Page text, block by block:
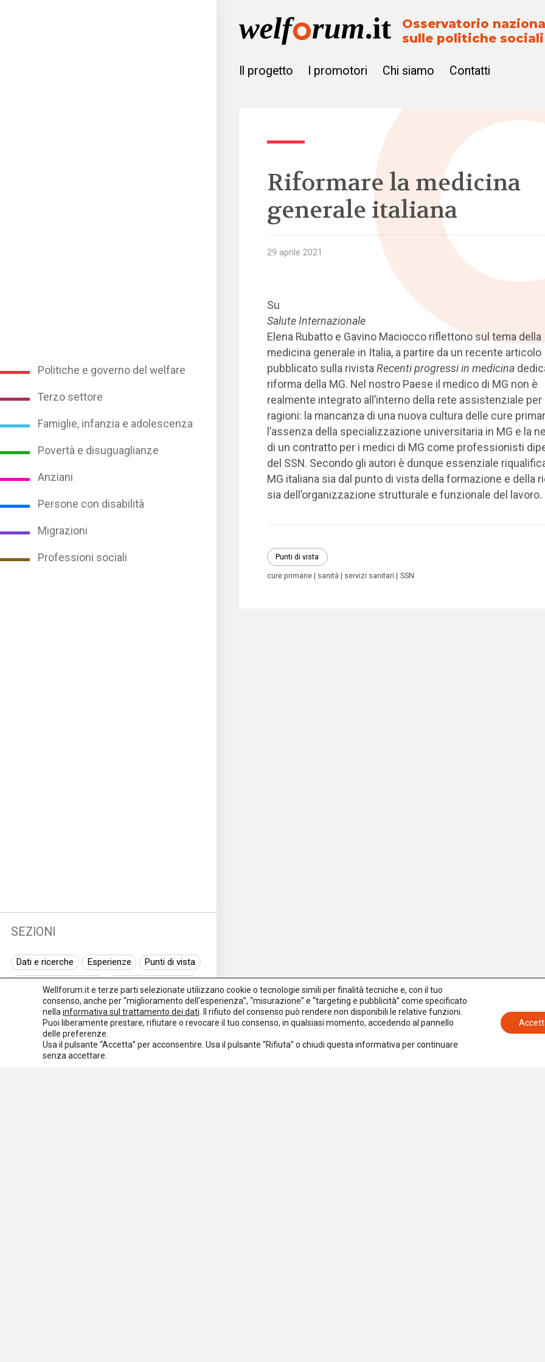
Politiche e governo del welfare
Terzo settore
Famiglie, infanzia e adolescenza
Povertà e disuguaglianze
Anziani
Persone con disabilità
Migrazioni
Professioni sociali
SEZIONI
Dati e ricerche Esperienze
Punti di vista
Normativa europea
Rassegna normativa
I seminari di Welforum
Eventi
Spazio ai promotori
Osservatorio
sulle politiche sociali
Il progetto I promotori Chi siamo Contatti
Riformare la medicina
generale italiana
29 aprile 2021
Su
Salute Internazionale
Elena Rubatto e Gavino Maciocco riflettono sul tema della
medicina generale in Italia, a partire da un recente articolo
pubblicato sulla rivista Recenti progressi in medicina
riforma della MG. Nel nostro Paese il medico di MG non è
realmente integrato all’interno della rete assistenziale per
ragioni: la mancanza di una nuova cultura delle cure
l’assenza della specializzazione universitaria in MG e la
di un contratto per i medici di MG come professionisti
del SSN. Secondo gli autori è dunque essenziale
MG italiana sia dal punto di vista della formazione e della
sia dell’organizzazione strutturale e funzionale del lavoro.
Punti di vista
cure primarie sanità servizi sanitari SSN
Wellforum.it e terze parti selezionate utilizzano cookie o tecnologie simili per finalità tecniche e, con il tuo
consenso, anche per “miglioramento dell'esperienza”, “misurazione” e “targeting e pubblicità” come specificato
nella informativa sul trattamento dei dati . Il rifiuto del consenso può rendere non disponibili le relative funzioni.
Puoi liberamente prestare, rifiutare o revocare il tuo consenso, in qualsiasi momento, accedendo al pannello
delle preferenze.
Usa il pulsante “Accetta” per acconsentire. Usa il pulsante “Rifiuta” o chiudi questa informativa per continuare
senza accettare.